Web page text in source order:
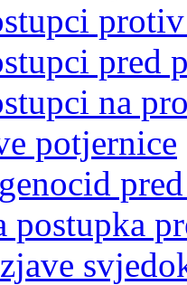
pred
na
potjernice
postupka